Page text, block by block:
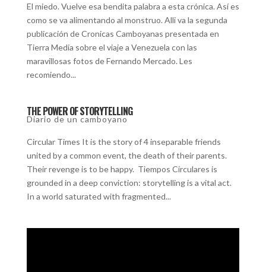
El miedo. Vuelve esa bendita palabra a esta crónica. Así es
como se va alimentando al monstruo. Alli va la segunda
publicación de Cronicas Camboyanas presentada en
Tierra Media sobre el viaje a Venezuela con las
maravillosas fotos de Fernando Mercado. Les
recomiendo...
THE POWER OF STORYTELLING
Diario de un camboyano
Circular Times It is the story of 4 inseparable friends
united by a common event, the death of their parents.
Their revenge is to be happy. Tiempos Circulares is
grounded in a deep conviction: storytelling is a vital act.
In a world saturated with fragmented...